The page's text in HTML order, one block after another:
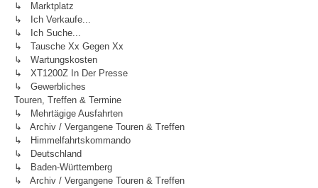
↳ Marktplatz
↳ Ich Verkaufe...
↳ Ich Suche...
↳ Tausche Xx Gegen Xx
↳ Wartungskosten
↳ XT1200Z In Der Presse
↳ Gewerbliches
Touren, Treffen & Termine
↳ Mehrtägige Ausfahrten
↳ Archiv / Vergangene Touren & Treffen
↳ Himmelfahrtskommando
↳ Deutschland
↳ Baden-Württemberg
↳ Archiv / Vergangene Touren & Treffen